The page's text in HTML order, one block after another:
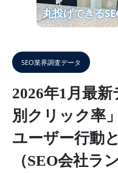
丸投げできる
SEO業界調査データ
2026年1月最
別クリック率
ユーザー行動
（SEO会社ラ